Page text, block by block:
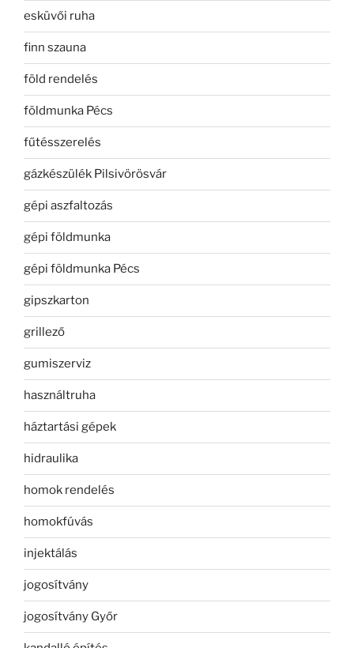
esküvői ruha
finn szauna
föld rendelés
földmunka Pécs
fűtésszerelés
gázkészülék Pilsivörösvár
gépi aszfaltozás
gépi földmunka
gépi földmunka Pécs
gipszkarton
grillező
gumiszerviz
használtruha
háztartási gépek
hidraulika
homok rendelés
homokfúvás
injektálás
jogosítvány
jogosítvány Győr